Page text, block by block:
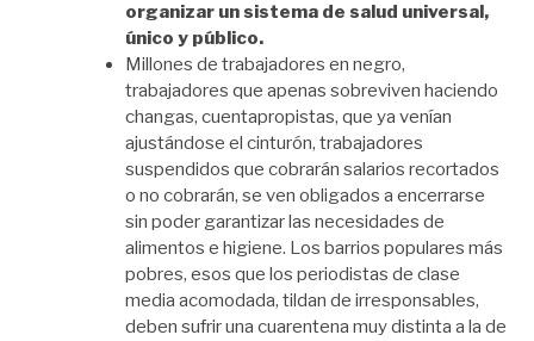
organizar un sistema de salud universal,
único y público.
Millones de trabajadores en negro,
trabajadores que apenas sobreviven haciendo
changas, cuentapropistas, que ya venían
ajustándose el cinturón, trabajadores
suspendidos que cobrarán salarios recortados
o no cobrarán, se ven obligados a encerrarse
sin poder garantizar las necesidades de
alimentos e higiene. Los barrios populares más
pobres, esos que los periodistas de clase
media acomodada, tildan de irresponsables,
deben sufrir una cuarentena muy distinta a la de